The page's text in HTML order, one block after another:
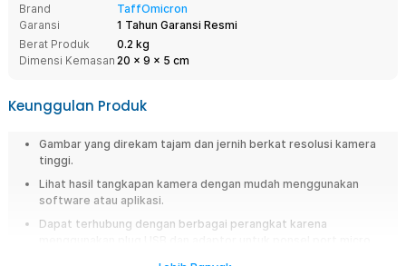
Brand
TaffOmicron
Garansi
1 Tahun Garansi Resmi
Berat Produk
0.2 kg
Dimensi Kemasan 20 x 9 x 5 cm
Keunggulan Produk
Gambar yang direkam tajam dan jernih berkat resolusi kamera
tinggi.
Lihat hasil tangkapan kamera dengan mudah menggunakan
software atau aplikasi.
Dapat terhubung dengan berbagai perangkat karena